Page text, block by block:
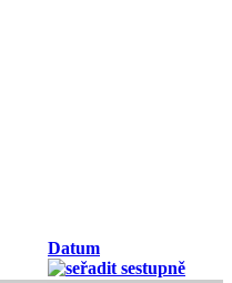
Datum